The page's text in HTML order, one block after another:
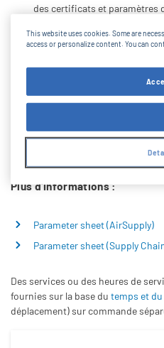
des certificats et paramètres
SupplyOn et de la fiche de
Transfert à l'équipe des
Langue : Anglais (le français
Echange par système de
Plus d'informations :
Parameter sheet (AirSupply)
Parameter sheet (Supply
Des services ou des heures de
fournies sur la base du temps et
déplacement) sur commande
This website uses cookies. Some are
access or personalize content. You can